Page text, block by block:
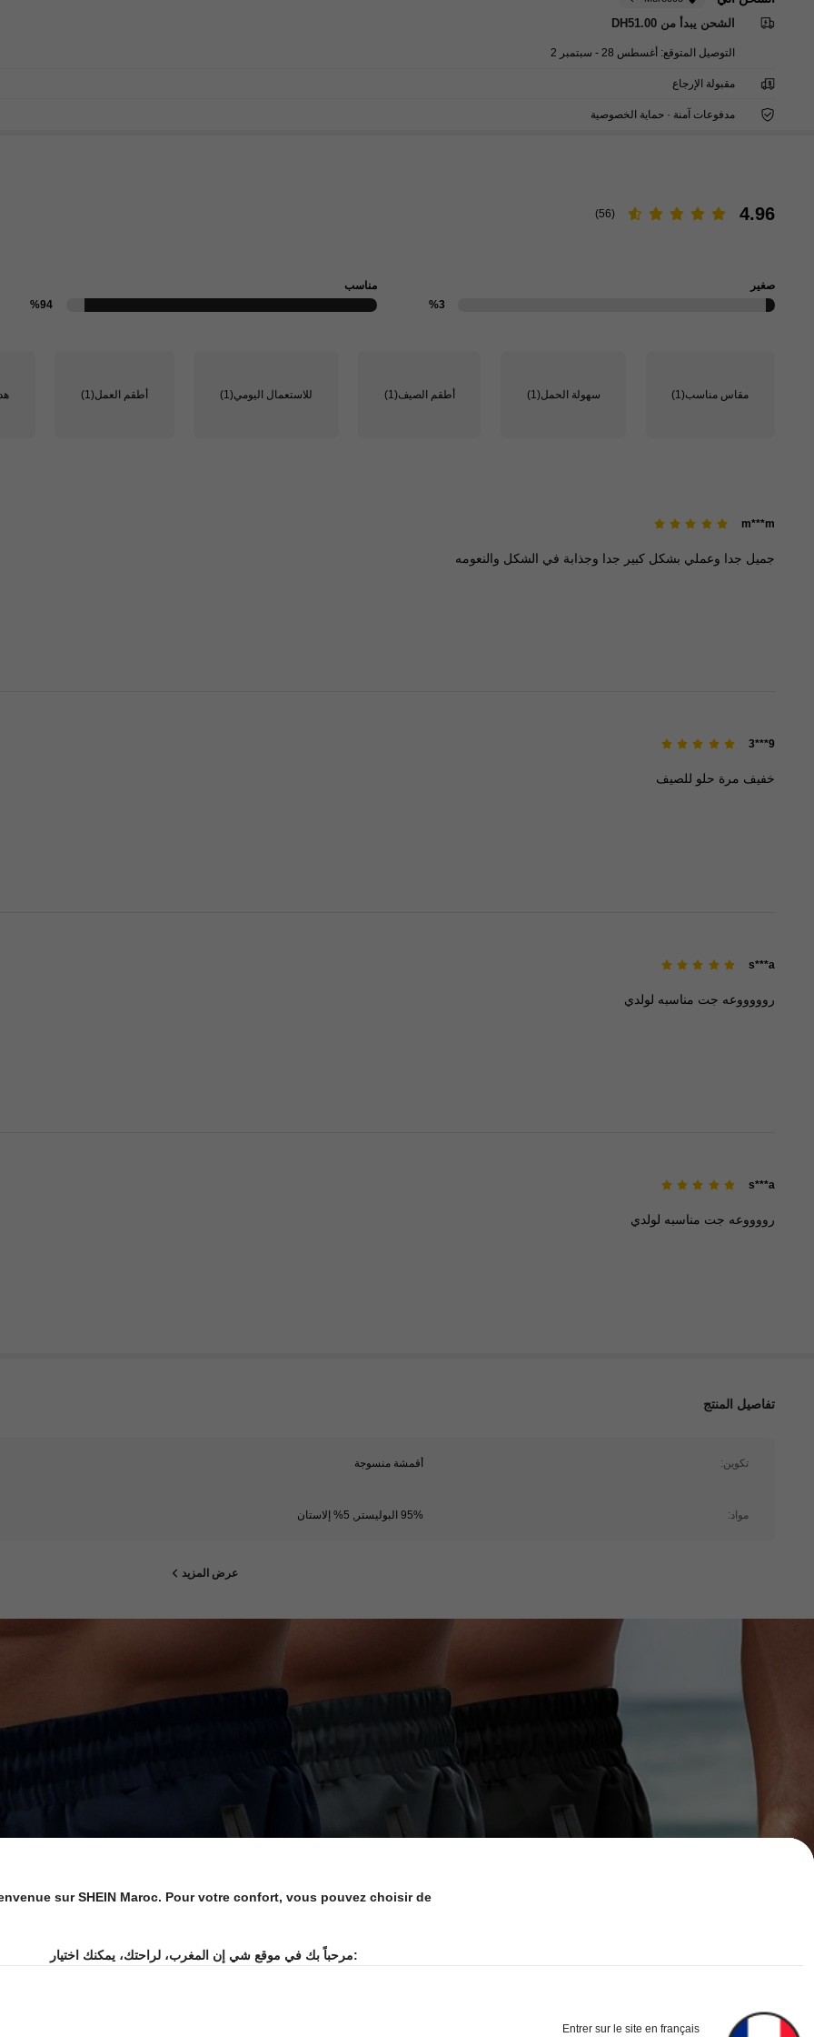
الشحن يبدأ من DH51.00
التوصيل المتوقع: أغسطس 28 - سبتمبر 2
مقبولة الإرجاع
مدفوعات آمنة · حماية الخصوصية
4.96
(56)
صغير
%3
مناسب
%94
مقاس مناسب(1) سهولة الحمل(1) أطقم الصيف(1) للاستعمال اليومي(1) أطقم العمل(1)
m***m
جميل جدا وعملي بشكل كبير جدا وجذابة في الشكل والنعومه
9***3
خفيف مرة حلو للصيف
s***a
روووووعه جت مناسبه لولدي
s***a
رووووعه جت مناسبه لولدي
تفاصيل المنتج
تكوين: أقمشة منسوجة
مواد: 95% البوليستر, 5% إلاستان
عرض المزيد
sur SHEIN Maroc. Pour votre confort, vous pouvez choisir de :
مرحباً بك في موقع شي إن المغرب، لراحتك، يمكنك اختيار:
Entrer sur le site en français